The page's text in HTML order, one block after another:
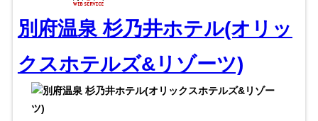
別府温泉 杉乃井ホテル(オリッ
クスホテルズ&リゾーツ)